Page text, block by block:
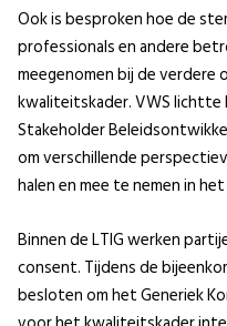
Ook is besproken hoe de
professionals en andere
meegenomen bij de verdere
kwaliteitskader. VWS
Stakeholder
om verschillende
halen en mee te nemen in
Binnen de LTIG werken
consent. Tijdens de
besloten om het Generiek